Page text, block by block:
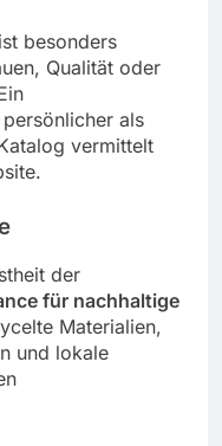
besonders
Qualität oder
als
vermittelt
der
für nachhaltige
Materialien,
und lokale